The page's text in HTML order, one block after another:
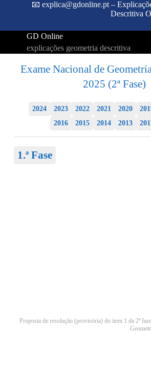
📧 explica@gdonline.pt –
Descritiva
GD Online
explicações geometria descritiva
Exame Nacional de
2025 (2ª Fase)
2024 2023 2022 2021 2020
2016
2015 2014 2013
1.ª Fase
Proposta de resolução (provisória) do item 1 da 2ª